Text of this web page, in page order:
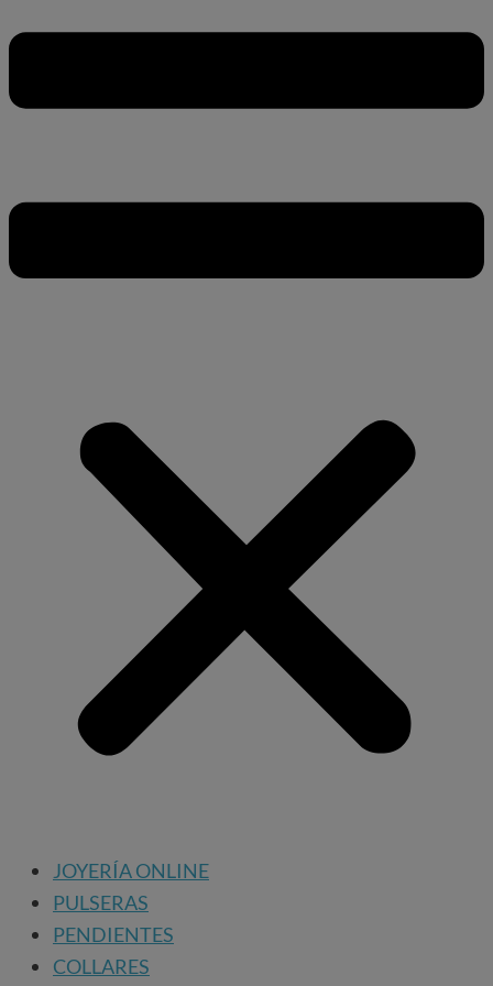
JOYERÍA ONLINE
PULSERAS
PENDIENTES
COLLARES